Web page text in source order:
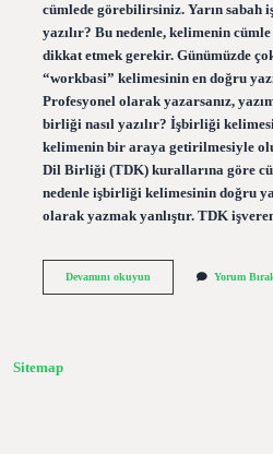
cümlede görebilirsiniz. Yarın sabah
yazılır? Bu nedenle, kelimenin
dikkat etmek gerekir. Günümüzde
“workbasi” kelimesinin en doğru
Profesyonel olarak yazarsanız,
birliği nasıl yazılır? İşbirliği
kelimenin bir araya getirilmesiyle
Dil Birliği (TDK) kurallarına göre
nedenle işbirliği kelimesinin doğru
olarak yazmak yanlıştır. TDK
Devamını okuyunIş
Yorum
Sitemap